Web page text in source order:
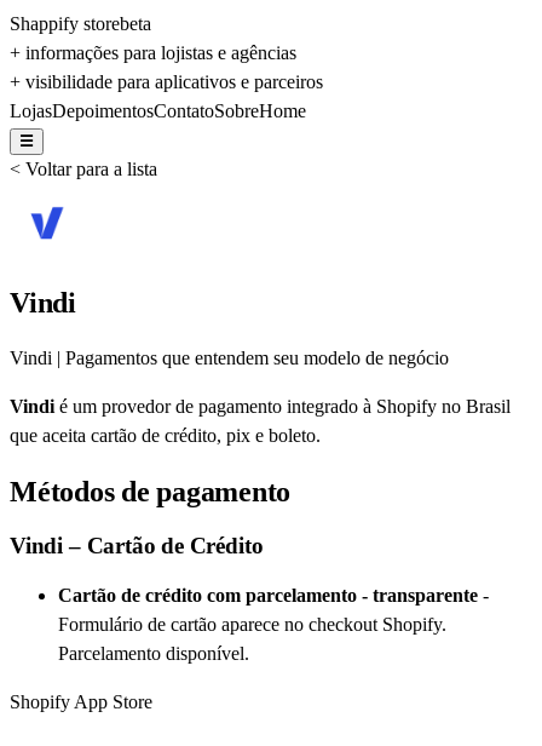
Shappify storebeta
+ informações para lojistas e agências
+ visibilidade para aplicativos e parceiros
LojasDepoimentosContatoSobreHome
☰
< Voltar para a lista
Vindi
Vindi | Pagamentos que entendem seu modelo de negócio
Vindi é um provedor de pagamento integrado à Shopify no Brasil
que aceita cartão de crédito, pix e boleto.
Métodos de pagamento
Vindi – Cartão de Crédito
Cartão de crédito com parcelamento - transparente -
Formulário de cartão aparece no checkout Shopify.
Parcelamento disponível.
Shopify App Store